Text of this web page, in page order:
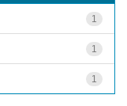
1
1
1